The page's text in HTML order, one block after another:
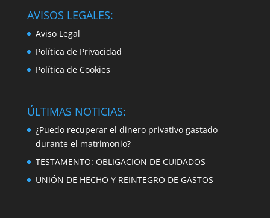
AVISOS LEGALES:
Aviso Legal
Política de Privacidad
Política de Cookies
ÚLTIMAS NOTICIAS:
¿Puedo recuperar el dinero privativo gastado
durante el matrimonio?
TESTAMENTO: OBLIGACION DE CUIDADOS
UNIÓN DE HECHO Y REINTEGRO DE GASTOS